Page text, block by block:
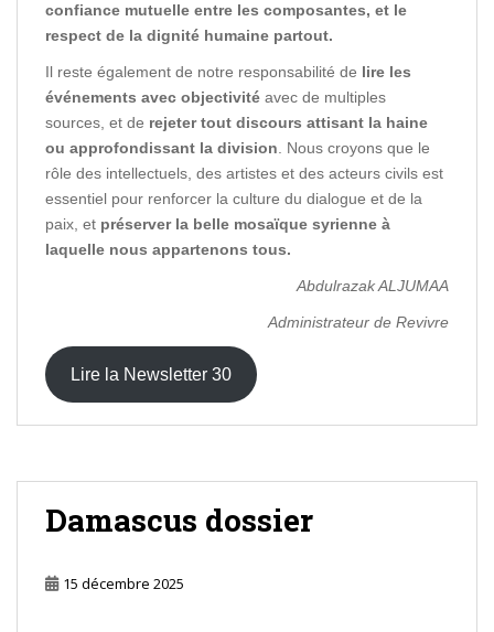
confiance mutuelle entre les composantes, et le
respect de la dignité humaine partout.
Il reste également de notre responsabilité de lire les
événements avec objectivité avec de multiples
sources, et de rejeter tout discours attisant la haine
ou approfondissant la division. Nous croyons que le
rôle des intellectuels, des artistes et des acteurs civils est
essentiel pour renforcer la culture du dialogue et de la
paix, et préserver la belle mosaïque syrienne à
laquelle nous appartenons tous.
Abdulrazak ALJUMAA
Administrateur de Revivre
Lire la Newsletter 30
Damascus dossier
15 décembre 2025